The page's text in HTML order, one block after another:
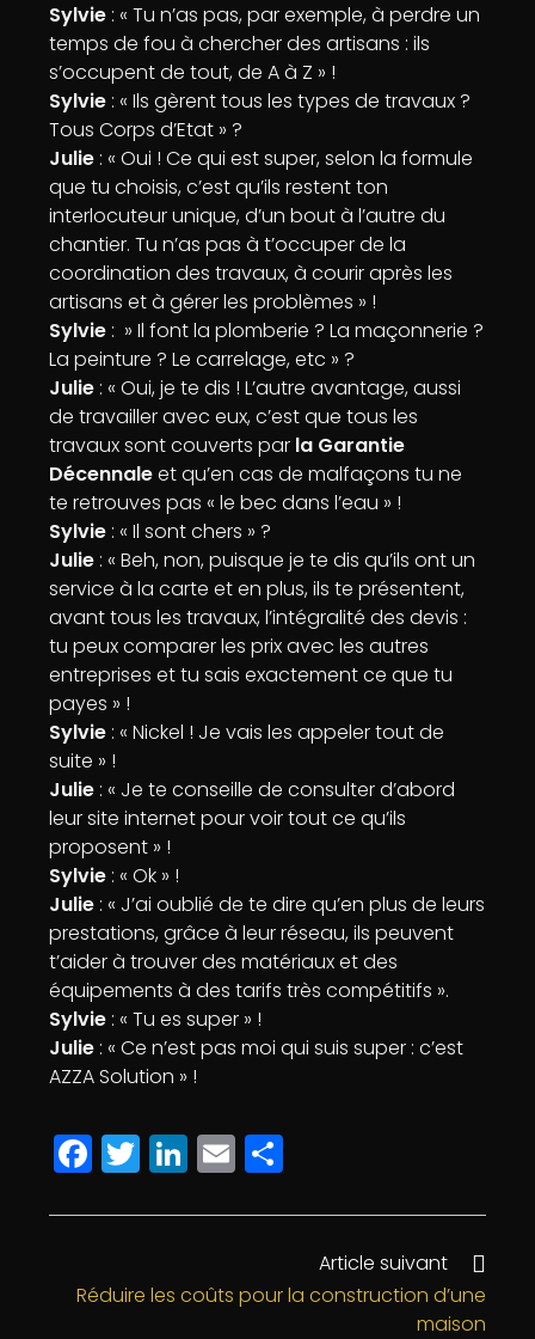
Sylvie : « Tu n’as pas, par exemple, à perdre un
temps de fou à chercher des artisans : ils
s’occupent de tout, de A à Z » !
Sylvie : « Ils gèrent tous les types de travaux ?
Tous Corps d’Etat » ?
Julie : « Oui ! Ce qui est super, selon la formule
que tu choisis, c’est qu’ils restent ton
interlocuteur unique, d’un bout à l’autre du
chantier. Tu n’as pas à t’occuper de la
coordination des travaux, à courir après les
artisans et à gérer les problèmes » !
Sylvie : » Il font la plomberie ? La maçonnerie ?
La peinture ? Le carrelage, etc » ?
Julie : « Oui, je te dis ! L’autre avantage, aussi
de travailler avec eux, c’est que tous les
travaux sont couverts par la Garantie
Décennaleet qu’en cas de malfaçons tu ne
te retrouves pas « le bec dans l’eau » !
Sylvie : « Il sont chers » ?
Julie : « Beh, non, puisque je te dis qu’ils ont un
service à la carte et en plus, ils te présentent,
avant tous les travaux, l’intégralité des devis :
tu peux comparer les prix avec les autres
entreprises et tu sais exactement ce que tu
payes » !
Sylvie : « Nickel ! Je vais les appeler tout de
suite » !
Julie : « Je te conseille de consulter d’abord
leur site internet pour voir tout ce qu’ils
proposent » !
Sylvie : « Ok » !
Julie : « J’ai oublié de te dire qu’en plus de leurs
prestations, grâce à leur réseau, ils peuvent
t’aider à trouver des matériaux et des
équipements à des tarifs très compétitifs ».
Sylvie : « Tu es super » !
Julie : « Ce n’est pas moi qui suis super : c’est
AZZA Solution » !
F
a
c
b
T
w
itt
r
Li
n
k
dI
E
m
ai rt
g
Article suivant
Réduire les coûts pour la construction d’une
maison